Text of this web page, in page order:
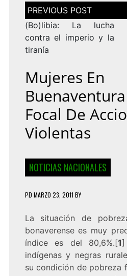
Navegación
de
entradas
(Bo)libia: La lucha
contra el imperio y la
tiranía
Mujeres En
Focal De
Violentas
NOTICIAS NACIONALES
PD MARZO 23, 2011 BY
La situación de
bonaverense es muy
índice es del 80,6%.[1]
indígenas y negras
su condición de pobreza